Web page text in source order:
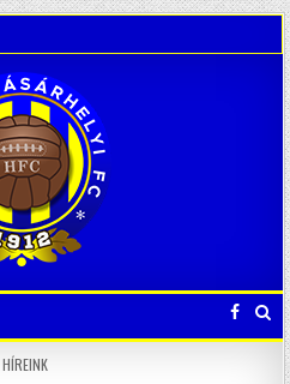
POSTED
HÍREINK